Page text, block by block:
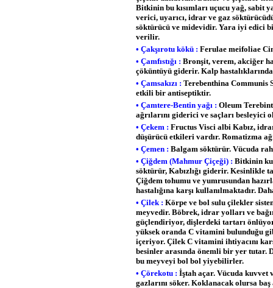
Bitkinin bu kısımları uçucu yağ, sabit
verici, uyarıcı, idrar ve gaz
söktürücü ve midevidir. Yara iyi edici
verilir.
• Çakşırotu kökü : Ferulae meifoliae
• Çamfıstığı : Bronşit, verem, akciğer
çöküntüyü giderir. Kalp
• Çamsakızı : Terebenthina Communis
etkili bir antiseptiktir.
• Çamtere-Bentin yağı : Oleum
ağrılarını giderici ve saçları besleyici
• Çekem : Fructus Visci albi Kabız,
düşürücü etkileri vardır. Romatizma
• Çemen : Balgam söktürür. Vücuda
• Çiğdem (Mahmur Çiçeği) : Bitkinin
söktürür, Kabızlığı giderir. Kesinlikle
Çiğdem tohumu ve yumrusundan
hastalığına karşı kullanılmaktadır.
• Çilek : Körpe ve bol sulu çilekler
meyvedir. Böbrek, idrar yolları ve
güçlendiriyor, dişlerdeki tartarı
yüksek oranda C vitamini bulunduğu
içeriyor. Çilek C vitamini ihtiyacını
besinler arasında önemli bir yer tutar.
bu meyveyi bol bol yiyebilirler.
• Çörekotu : İştah açar. Vücuda kuvvet
gazlarını söker. Koklanacak olursa baş